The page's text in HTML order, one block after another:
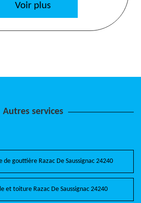
Voir plus
Autres services
de gouttière Razac De Saussignac 24240
et toiture Razac De Saussignac 24240